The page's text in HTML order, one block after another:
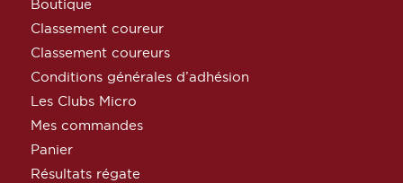
Boutique
Classement coureur
Classement coureurs
Conditions générales d’adhésion
Les Clubs Micro
Mes commandes
Panier
Résultats régate